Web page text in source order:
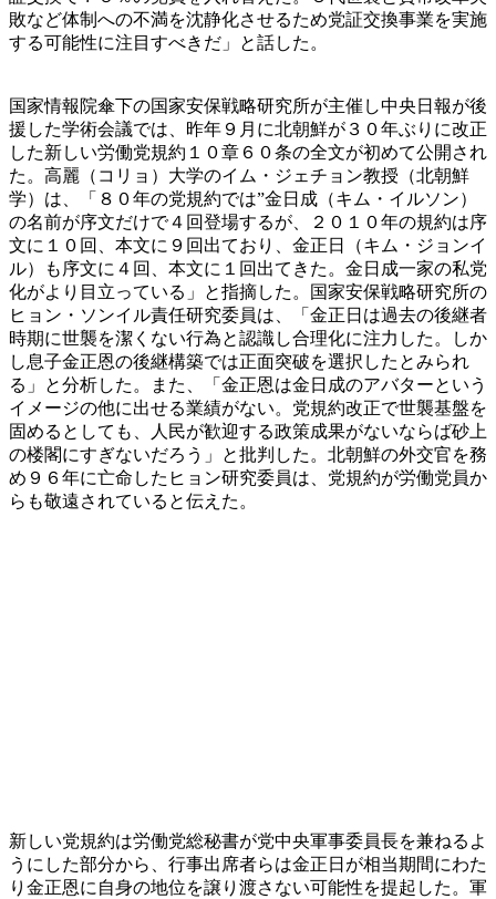
敗など体制への不満を沈静化させるため党証交換事業を実施
する可能性に注目すべきだ」と話した。
国家情報院傘下の国家安保戦略研究所が主催し中央日報が後
援した学術会議では、昨年９月に北朝鮮が３０年ぶりに改正
した新しい労働党規約１０章６０条の全文が初めて公開され
た。高麗（コリョ）大学のイム・ジェチョン教授（北朝鮮
学）は、「８０年の党規約では”金日成（キム・イルソン）
の名前が序文だけで４回登場するが、２０１０年の規約は序
文に１０回、本文に９回出ており、金正日（キム・ジョンイ
ル）も序文に４回、本文に１回出てきた。金日成一家の私党
化がより目立っている」と指摘した。国家安保戦略研究所の
ヒョン・ソンイル責任研究委員は、「金正日は過去の後継者
時期に世襲を潔くない行為と認識し合理化に注力した。しか
し息子金正恩の後継構築では正面突破を選択したとみられ
る」と分析した。また、「金正恩は金日成のアバターという
イメージの他に出せる業績がない。党規約改正で世襲基盤を
固めるとしても、人民が歓迎する政策成果がないならば砂上
の楼閣にすぎないだろう」と批判した。北朝鮮の外交官を務
め９６年に亡命したヒョン研究委員は、党規約が労働党員か
らも敬遠されていると伝えた。
新しい党規約は労働党総秘書が党中央軍事委員長を兼ねるよ
うにした部分から、行事出席者らは金正日が相当期間にわた
り金正恩に自身の地位を譲り渡さない可能性を提起した。軍